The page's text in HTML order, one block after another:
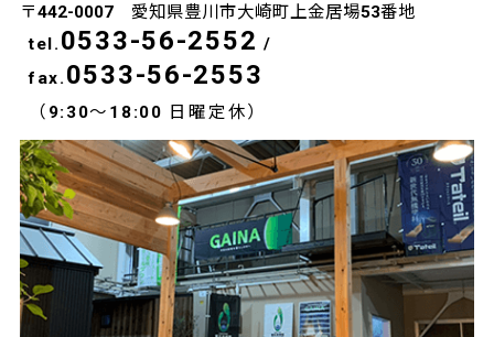
〒442-0007 愛知県豊川市大崎町上金居場53番地
tel. 0533-56-2552 /
fax. 0533-56-2553
（9:30～18:00 日曜定休）